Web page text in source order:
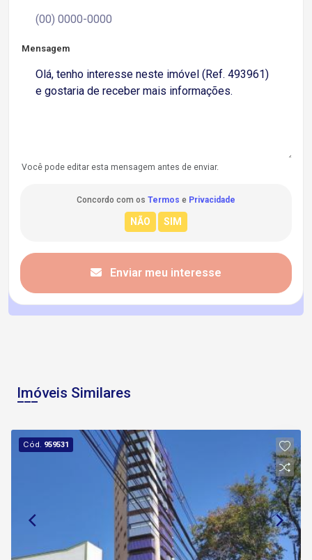
Mensagem
Você pode editar esta mensagem antes de enviar.
Concordo com os Termos e Privacidade
Enviar meu interesse
Imóveis Similares
Cód. 959531